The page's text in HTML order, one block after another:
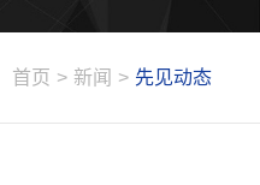
首页 > 新闻 > 先见动态